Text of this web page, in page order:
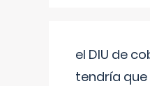
el DIU de
tendría